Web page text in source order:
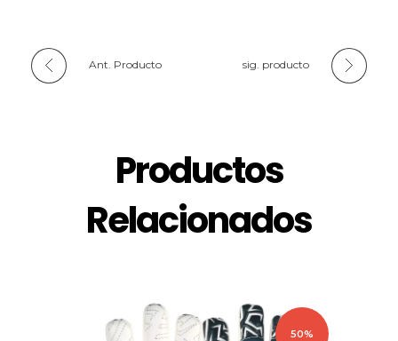
Ant. Producto sig. producto
Productos
Relacionados
50%